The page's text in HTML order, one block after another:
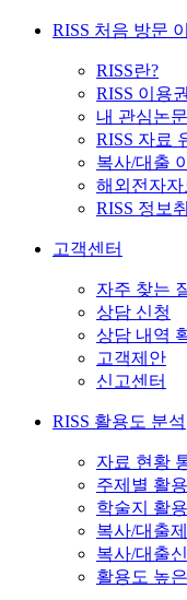
RISS 처음 방문
RISS란?
RISS 이용
내 관심논
RISS 자료
복사/대출
해외전자
RISS 정보
고객센터
자주 찾는
상담 신청
상담 내역
고객제안
신고센터
RISS 활용도 분석
자료 현황
주제별 활
학술지 활
복사/대출
복사/대출
활용도 높